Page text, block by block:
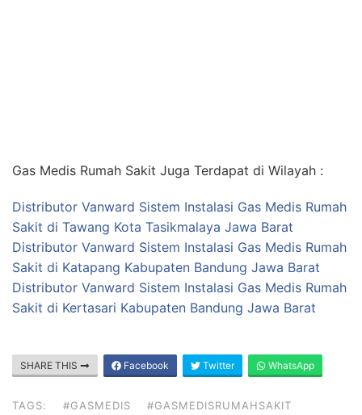
Gas Medis Rumah Sakit Juga Terdapat di Wilayah :
Distributor Vanward Sistem Instalasi Gas Medis Rumah
Sakit di Tawang Kota Tasikmalaya Jawa Barat
Distributor Vanward Sistem Instalasi Gas Medis Rumah
Sakit di Katapang Kabupaten Bandung Jawa Barat
Distributor Vanward Sistem Instalasi Gas Medis Rumah
Sakit di Kertasari Kabupaten Bandung Jawa Barat
SHARE THIS Facebook Twitter WhatsApp
TAGS: #GASMEDIS #GASMEDISRUMAHSAKIT